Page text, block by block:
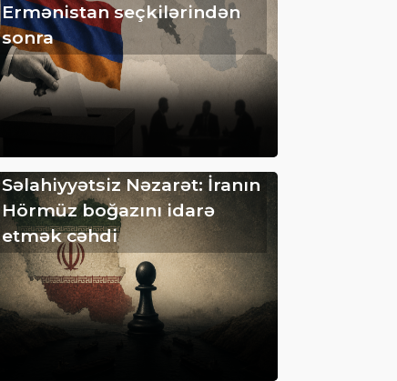
Ermənistan seçkilərindən
sonra
Səlahiyyətsiz Nəzarət: İranın
Hörmüz boğazını idarə
etmək cəhdi